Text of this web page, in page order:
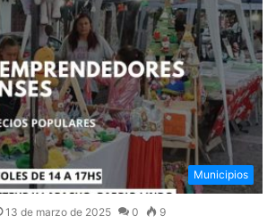
Municipios
13 de marzo de 2025 0 9